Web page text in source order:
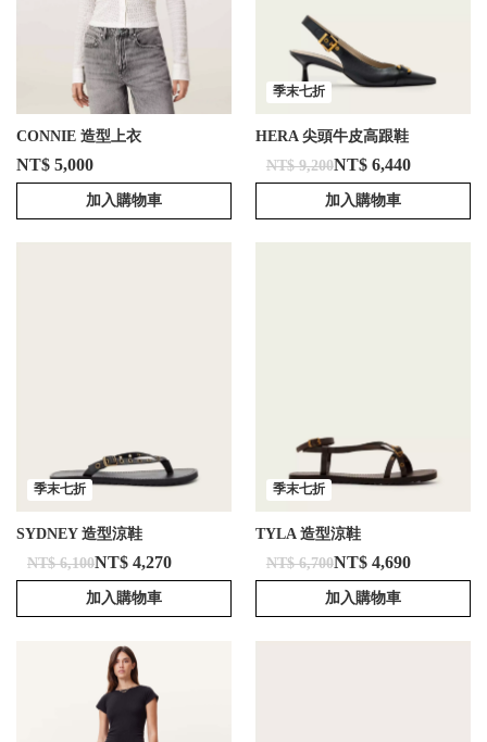
CONNIE 造型上衣
NT$ 5,000
加入購物車
季末七折
HERA 尖頭牛皮高跟鞋
NT$ 9,200NT$ 6,440
加入購物車
季末七折
SYDNEY 造型涼鞋
NT$ 6,100NT$ 4,270
加入購物車
季末七折
TYLA 造型涼鞋
NT$ 6,700NT$ 4,690
加入購物車